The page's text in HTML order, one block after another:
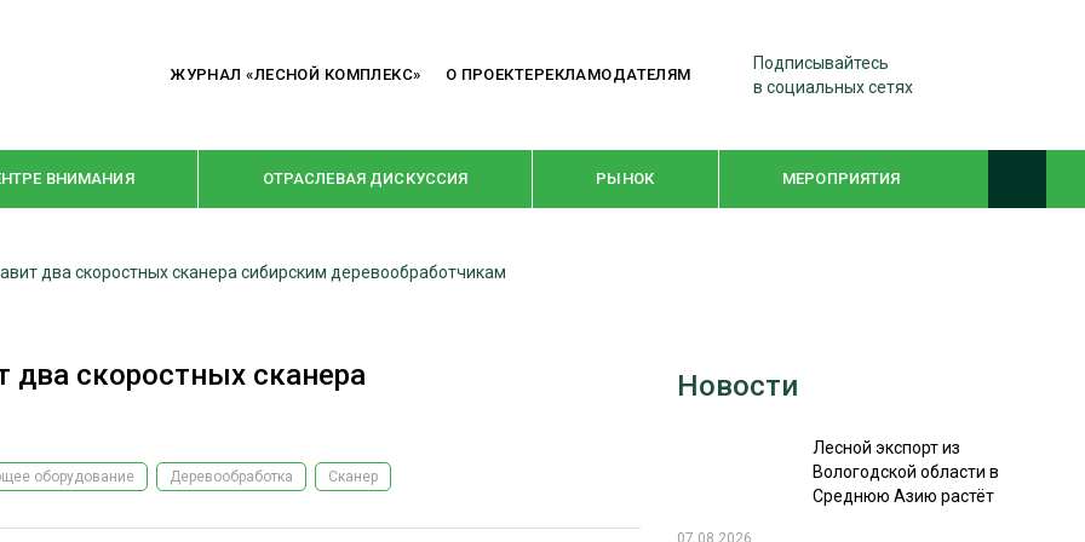
ЖУРНАЛ «ЛЕСНОЙ КОМПЛЕКС» О ПРОЕКТЕРЕКЛАМОДАТЕЛЯМ
Подписывайтесь
в социальных сетях
ВНИМАНИЯ ОТРАСЛЕВАЯ ДИСКУССИЯ РЫНОК МЕРОПРИЯТИЯ
ДОМОСТРОЕНИЕ
РУБРИКИ
КРУПНЫМ ПЛАНОМ
В ЦЕНТРЕ ВНИМАНИЯ
WOODEX-2021
СУШКА ДРЕВЕСИНЫ
два скоростных сканера сибирским деревообработчикам
два скоростных сканера
оборудование Деревообработка Сканер
Новости
Лесной экспорт из
Вологодской области в
Среднюю Азию растёт
07.08.2026